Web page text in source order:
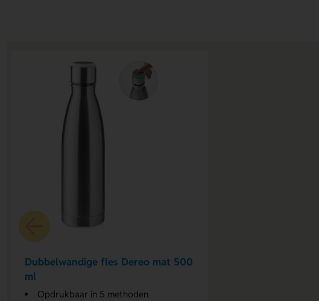
Dubbelwandige fles Dereo mat 500
ml
Opdrukbaar in 5 methoden